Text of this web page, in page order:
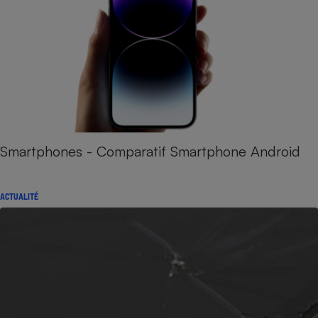
Smartphones - Comparatif Smartphone Android
ACTUALITÉ